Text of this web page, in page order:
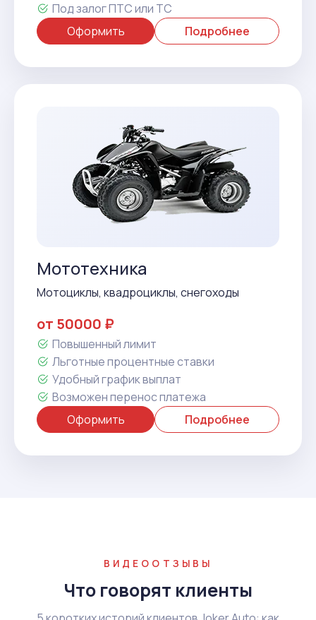
Под залог ПТС или ТС
Оформить
Подробнее
Мототехника
Мотоциклы, квадроциклы, снегоходы
от 50000 ₽
Повышенный лимит
Льготные процентные ставки
Удобный график выплат
Возможен перенос платежа
Оформить
Подробнее
ВИДЕООТЗЫВЫ
Что говорят клиенты